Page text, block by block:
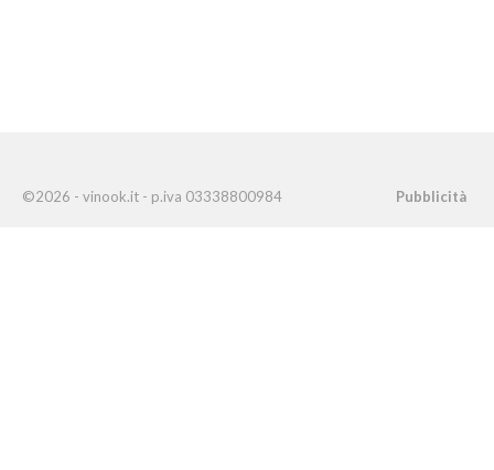
©2026 - vinook.it - p.iva 03338800984 Pubblicità